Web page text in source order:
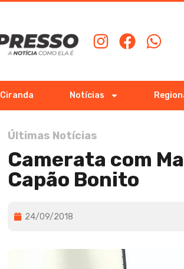
Ciranda Notícias
Últimas Notícias
Camerata com
Capão Bonito
24/09/2018